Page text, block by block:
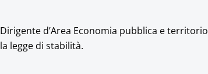
d’Area Economia pubblica e territorio
legge di stabilità.